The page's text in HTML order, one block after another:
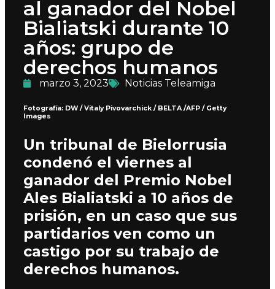
al ganador del Nobel
Bialiatski durante 10
años: grupo de
derechos humanos
marzo 3, 2023 Noticias Teleamiga
Fotografía: DW / Vitaly Pivovarchick / BELTA /AFP / Getty
Images
Un tribunal de Bielorrusia
condenó el viernes al
ganador del Premio Nobel
Ales Bialiatski a 10 años de
prisión, en un caso que sus
partidarios ven como un
castigo por su trabajo de
derechos humanos.